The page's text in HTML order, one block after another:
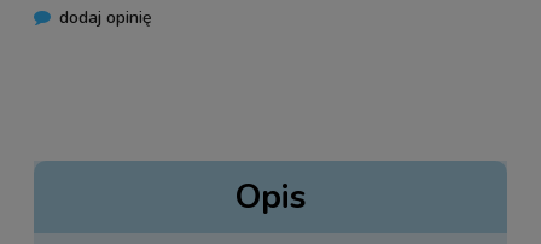
dodaj opinię
Opis